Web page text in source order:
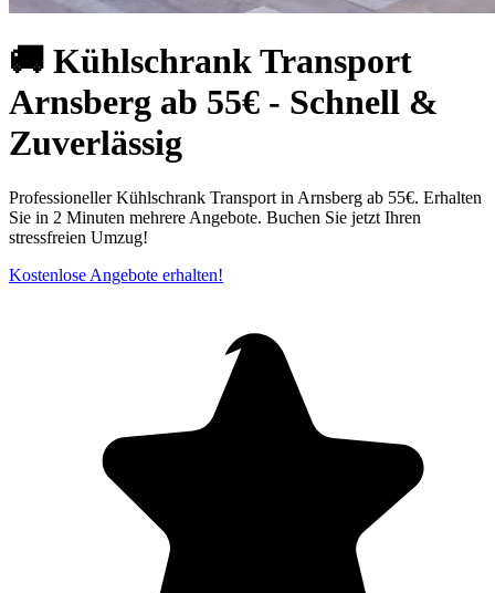
🚚 Kühlschrank Transport
Arnsberg ab 55€ - Schnell &
Zuverlässig
Professioneller Kühlschrank Transport in Arnsberg ab 55€. Erhalten
Sie in 2 Minuten mehrere Angebote. Buchen Sie jetzt Ihren
stressfreien Umzug!
Kostenlose Angebote erhalten!